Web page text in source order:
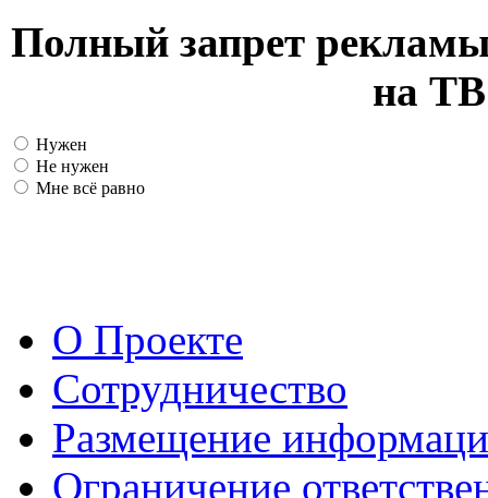
Полный запрет
на ТВ
Нужен
Не нужен
Мне всё равно
О Проекте
Сотрудничество
Размещение
Ограничение